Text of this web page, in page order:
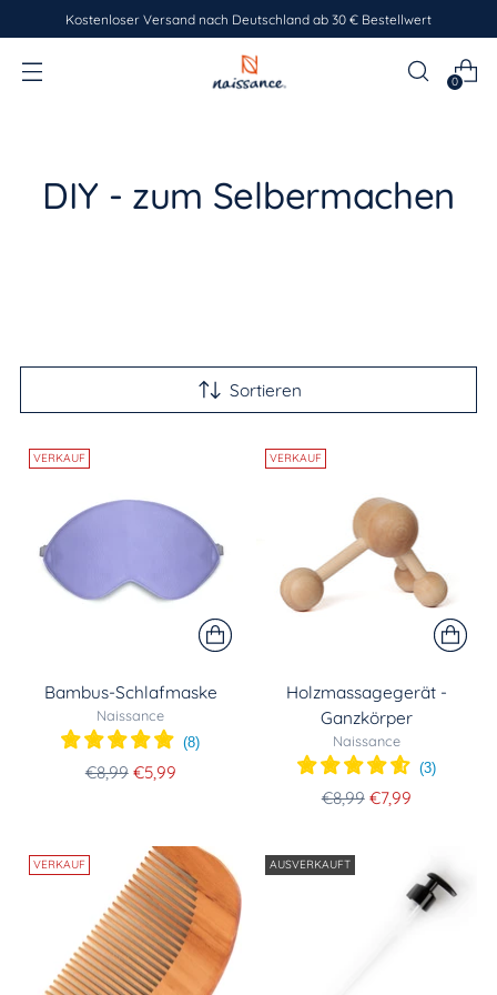
Kostenloser Versand nach Deutschland ab 30 € Bestellwert
0
DIY - zum Selbermachen
Sortieren
VERKAUF
Bambus-Schlafmaske
Naissance
(8)
Regulärer
€8,99 €5,99
VERKAUF
Holzmassagegerät -
Ganzkörper
Naissance
(3)
Regulärer
€8,99 €7,99
VERKAUF AUSVERKAUFT